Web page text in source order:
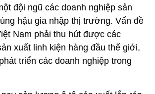
đội ngũ các doanh nghiệp sản
hậu gia nhập thị trường. Vấn đề
Nam phải thu hút được các
xuất linh kiện hàng đầu thế giới,
triển các doanh nghiệp trong